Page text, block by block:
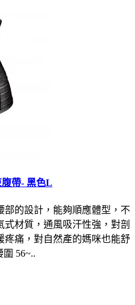
帶- 黑色L
部的設計，能夠順應體型，不
材質，通風吸汗性強，對剖
疼痛，對自然產的媽咪也能舒
56~..